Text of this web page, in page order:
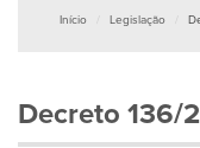
Início Legislação
Decreto 136/